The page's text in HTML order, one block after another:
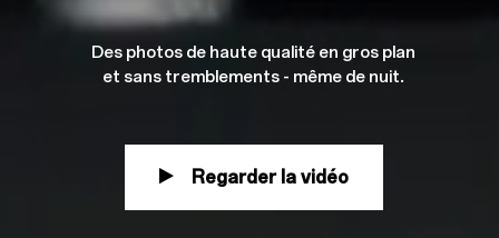
Des photos de haute qualité en gros plan
et sans tremblements - même de nuit.
Regarder la vidéo